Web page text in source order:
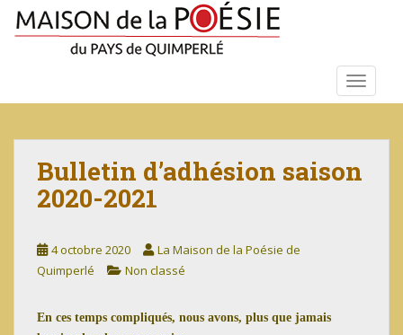
Bulletin d’adhésion saison
2020-2021
4 octobre 2020
La Maison de la Poésie de
Quimperlé
Non classé
En ces temps compliqués, nous avons, plus que jamais